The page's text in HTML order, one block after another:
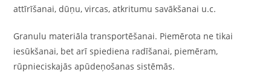
attīrīšanai, dūņu, vircas, atkritumu savākšanai u.c.
Granulu materiāla transportēšanai. Piemērota ne tikai
iesūkšanai, bet arī spiediena radīšanai, piemēram,
rūpnieciskajās apūdeņošanas sistēmās.